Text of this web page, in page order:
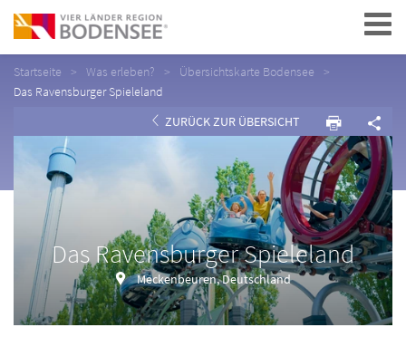
Navigation
Startseite Was erleben?
Übersichtskarte Bodensee
Das Ravensburger Spieleland
ZURÜCK ZUR ÜBERSICHT
Das Ravensburger Spieleland
Meckenbeuren, Deutschland